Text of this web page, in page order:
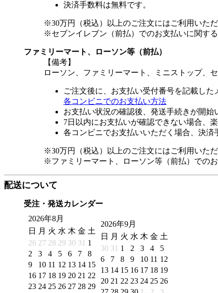
決済手数料は無料です。
※30万円（税込）以上のご注文にはご利用いただ
※セブンイレブン（前払）でのお支払いに関す
ファミリーマート、ローソン等（前払）
【備考】
ローソン、ファミリーマート、ミニストップ、
ご注文後に、お支払い受付番号を記載した
各コンビニでのお支払い方法
お支払い状況の確認後、発送手続きが開
7日以内にお支払いが確認できない場合、
各コンビニでお支払いいただく場合、決済
※30万円（税込）以上のご注文にはご利用いただ
※ファミリーマート、ローソン等（前払）での
配送について
受注・発送カレンダー
2026年8月
日
月 火 水 木 金 土
26 27 28 29 30 31 1
2
3 4 5 6 7
8
9
10 11 12 13 14 15
16 17 18 19 20 21 22
23 24 25 26 27 28 29
2026年9月
日
月 火 水 木 金 土
30 31 1 2 3 4
5
6
7 8 9 10 11 12
13 14 15 16 17 18 19
20 21 22 23 24 25 26